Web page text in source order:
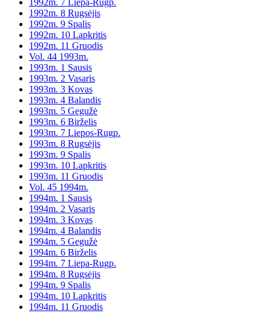
1992m. 7 Liepa-Rugp.
1992m. 8 Rugsėjis
1992m. 9 Spalis
1992m. 10 Lapkritis
1992m. 11 Gruodis
Vol. 44 1993m.
1993m. 1 Sausis
1993m. 2 Vasaris
1993m. 3 Kovas
1993m. 4 Balandis
1993m. 5 Gegužė
1993m. 6 Birželis
1993m. 7 Liepos-Rugp.
1993m. 8 Rugsėjis
1993m. 9 Spalis
1993m. 10 Lapkritis
1993m. 11 Gruodis
Vol. 45 1994m.
1994m. 1 Sausis
1994m. 2 Vasaris
1994m. 3 Kovas
1994m. 4 Balandis
1994m. 5 Gegužė
1994m. 6 Birželis
1994m. 7 Liepa-Rugp.
1994m. 8 Rugsėjis
1994m. 9 Spalis
1994m. 10 Lapkritis
1994m. 11 Gruodis